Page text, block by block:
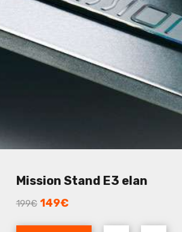
Mission Stand E3 elan
199€ 149€